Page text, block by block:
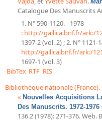
Catalogue Des Manuscrits
1. N° 590-1120. - 1978
: http://gallica.bnf.fr/ark:/
1397-2 (vol. 2) ; 2. N° 1121-
http://gallica.bnf.fr/ark:/
1697-1 (vol. 3)
BibTex RTF RIS
Bibliothèque nationale
« Nouvelles Acquisitions
Des Manuscrits. 1972-1976
136.2 (1978): 271-376.